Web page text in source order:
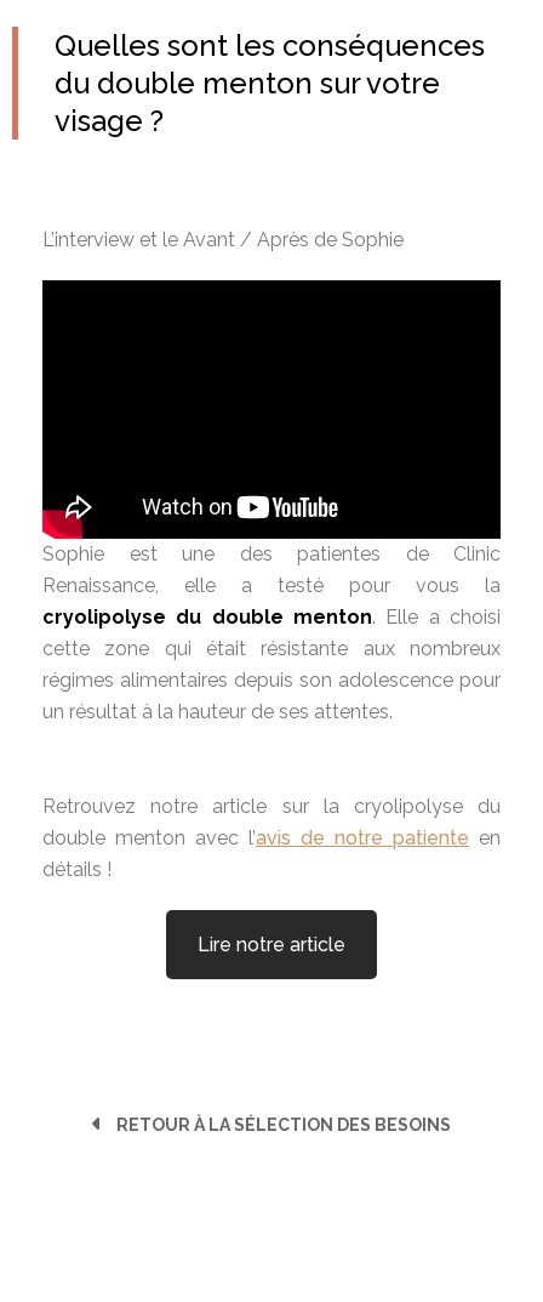
Quelles sont les conséquences
du double menton sur votre
visage ?
L’interview et le Avant / Après de Sophie
Sophie est une des patientes de Clinic
Renaissance, elle a testé pour vous la
cryolipolyse du double menton. Elle a choisi
cette zone qui était résistante aux nombreux
régimes alimentaires depuis son adolescence pour
un résultat à la hauteur de ses attentes.
Retrouvez notre article sur la cryolipolyse du
double menton avec l’avis de notre patiente en
détails !
Lire notre article
RETOUR À LA SÉLECTION DES BESOINS